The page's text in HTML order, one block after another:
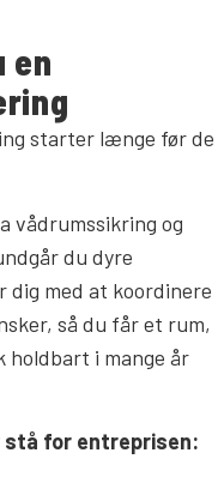
en
starter længe før de
vådrumssikring og
du dyre
med at koordinere
så du får et rum,
i mange år
stå for entreprisen: